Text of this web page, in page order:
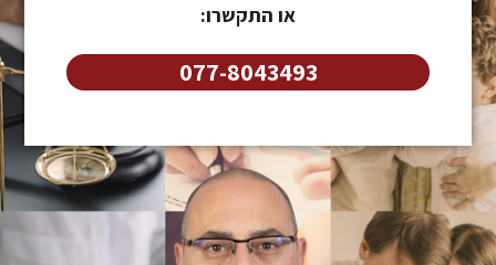
או התקשרו:
077-8043493